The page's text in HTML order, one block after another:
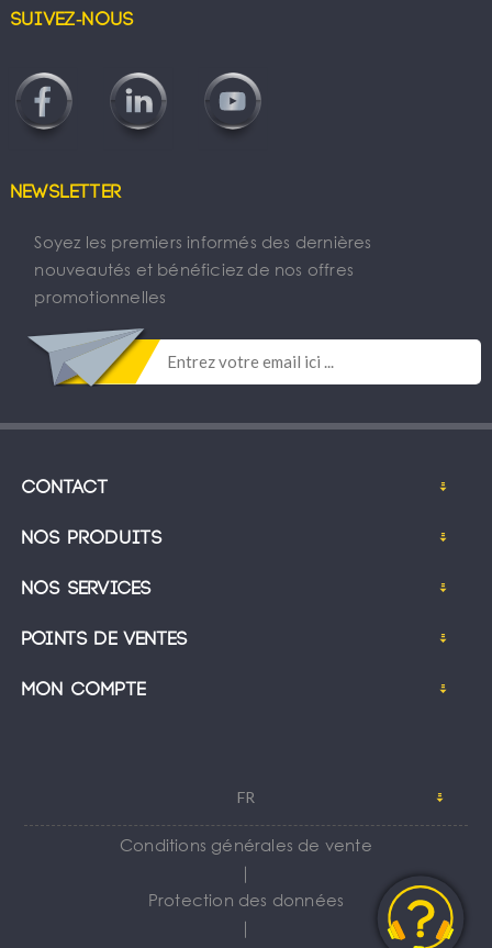
Suivez-nous
Newsletter
Soyez les premiers informés des dernières
nouveautés et bénéficiez de nos offres
promotionnelles
Contact
Nos produits
Nos services
Points de ventes
Mon compte
FR
Conditions générales de vente
｜
Protection des données
｜